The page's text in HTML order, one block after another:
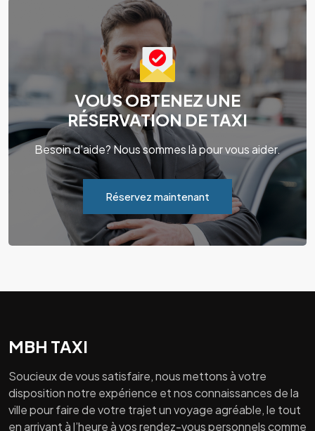
VOUS OBTENEZ UNE
RÉSERVATION DE TAXI
Besoin d'aide? Nous sommes là pour vous aider.
Réservez maintenant
MBH TAXI
Soucieux de vous satisfaire, nous mettons à votre
disposition notre expérience et nos connaissances de la
ville pour faire de votre trajet un voyage agréable, le tout
en arrivant à l’heure à vos rendez-vous personnels comme